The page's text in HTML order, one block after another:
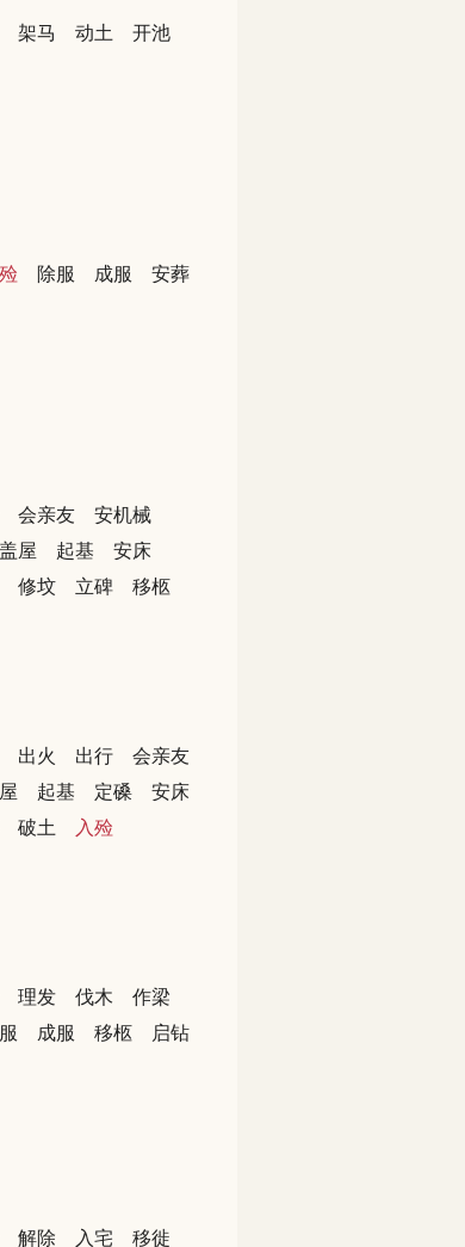
架马 动土
开池
除服 成服
安葬
会亲友
安机械
盖屋 起基
安床
修坟 立碑
移柩
出火 出行
会亲友
起基 定磉
安床
破土 入殓
理发 伐木
作梁
成服 移柩
启钻
解除 入宅 移徙